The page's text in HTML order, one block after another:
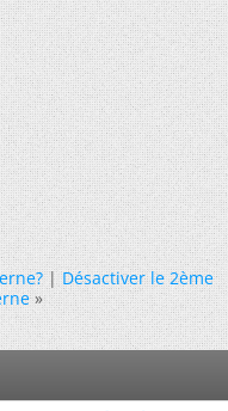
|Désactiver le 2ème
»